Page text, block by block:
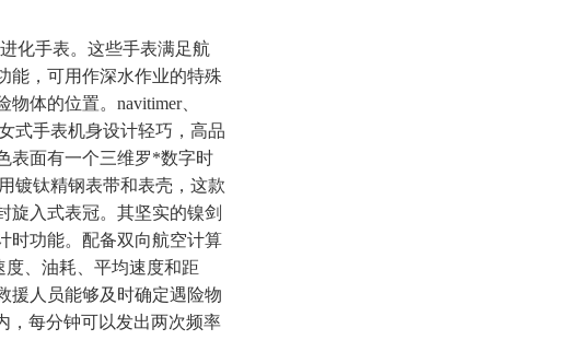
化手表。这些手表满足航
能，可用作深水作业的特殊
体的位置。navitimer、
式手表机身设计轻巧，高品
表面有一个三维罗*数字时
镀钛精钢表带和表壳，这款
旋入式表冠。其坚实的镍剑
时功能。配备双向航空计算
度、油耗、平均速度和距
援人员能够及时确定遇险物
，每分钟可以发出两次频率